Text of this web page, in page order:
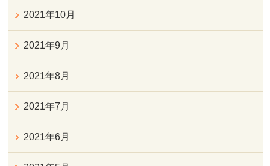
2021年10月
2021年9月
2021年8月
2021年7月
2021年6月